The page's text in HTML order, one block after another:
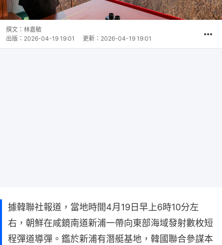
撰文： 林嘉敏
出版： 2026-04-19 19:01 更新： 2026-04-19 19:01
據韓聯社報道，當地時間4月19日早上6時10分左
右，朝鮮在咸鏡南道新浦一帶向東部海域發射數枚短
程彈道導彈。鑑於新浦有潛艇基地，韓國聯合參謀本